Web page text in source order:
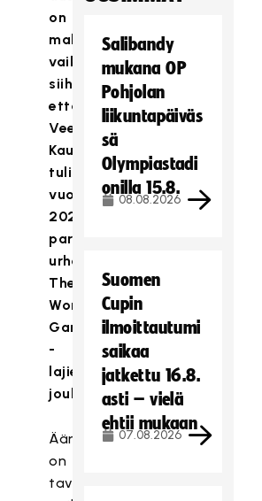
on
mahdollisuus
vaikuttaa
siihen,
että
Veera
Kaupista
tulisi
vuoden
2024
paras
urheilija
The
World
Games
-
lajien
joukossa.
Äänestys
on
tavanomaisesta
Salibandy
mukana OP
Pohjolan
liikuntapäiväs
sä
Olympiastadi
onilla 15.8.
08.08.2026
Suomen
Cupin
ilmoittautumi
saikaa
jatkettu 16.8.
asti – vielä
ehtii mukaan
07.08.2026